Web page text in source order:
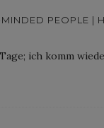
PEOPLE |
ich komm